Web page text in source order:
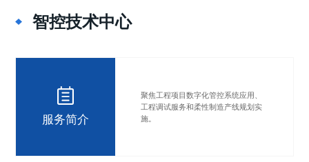
智控技术中心
服务简介
聚焦工程项目数字化管控系统应用、
工程调试服务和柔性制造产线规划实
施。